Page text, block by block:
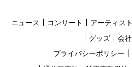
ニュース コンサート アーティス
グッズ
会
プライバシーポリシー